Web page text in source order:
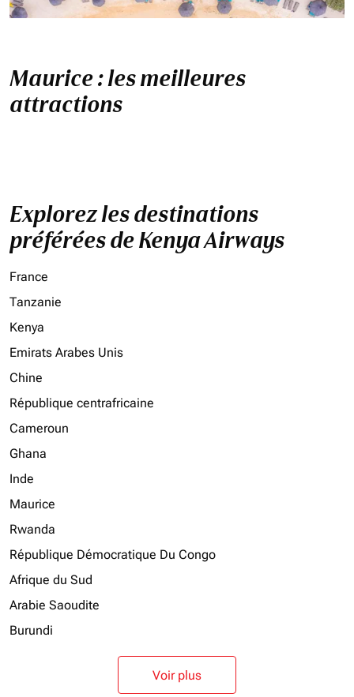
Maurice : les meilleures
attractions
Explorez les destinations
préférées de Kenya Airways
France
Tanzanie
Kenya
Emirats Arabes Unis
Chine
République centrafricaine
Cameroun
Ghana
Inde
Maurice
Rwanda
République Démocratique Du Congo
Afrique du Sud
Arabie Saoudite
Burundi
Voir plus